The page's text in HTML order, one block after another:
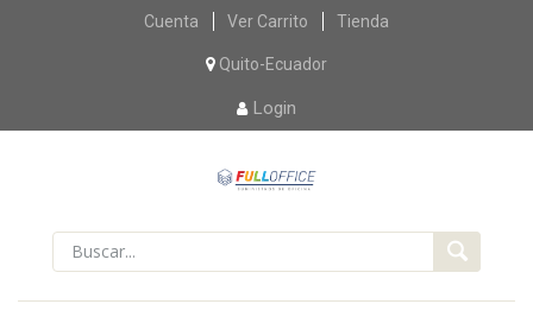
Skip
content
Cuenta Ver Carrito Tienda
Quito-Ecuador
Login